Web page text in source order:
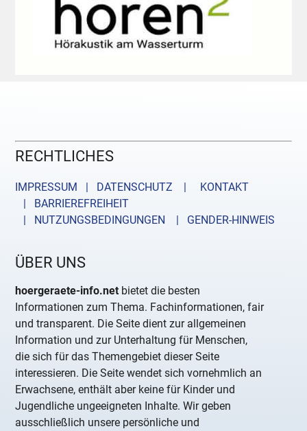
RECHTLICHES
IMPRESSUM | DATENSCHUTZ |
KONTAKT
| BARRIEREFREIHEIT
| NUTZUNGSBEDINGUNGEN
| GENDER-HINWEIS
ÜBER UNS
hoergeraete-info.net bietet die besten
Informationen zum Thema. Fachinformationen, fair
und transparent. Die Seite dient zur allgemeinen
Information und zur Unterhaltung für Menschen,
die sich für das Themengebiet dieser Seite
interessieren. Die Seite wendet sich vornehmlich an
Erwachsene, enthält aber keine für Kinder und
Jugendliche ungeeigneten Inhalte. Wir geben
ausschließlich unsere persönliche und